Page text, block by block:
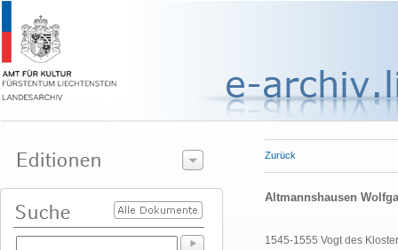
Zurück
Altmannshausen
1545-1555 Vogt des